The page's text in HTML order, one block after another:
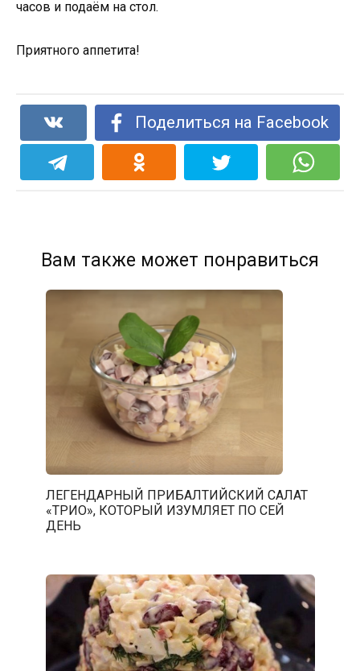
часов и подаём на стол.
Приятного аппетита!
Поделиться на Facebook
Вам также может понравиться
ЛЕГЕНДАРНЫЙ ПРИБАЛТИЙСКИЙ САЛАТ
«ТРИО», КОТОРЫЙ ИЗУМЛЯЕТ ПО СЕЙ
ДЕНЬ